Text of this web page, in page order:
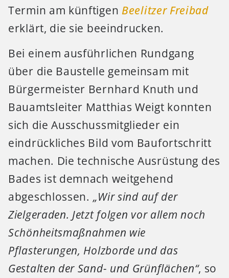
Termin am künftigen Beelitzer Freibad
erklärt, die sie beeindrucken.
Bei einem ausführlichen Rundgang
über die Baustelle gemeinsam mit
Bürgermeister Bernhard Knuth und
Bauamtsleiter Matthias Weigt konnten
sich die Ausschussmitglieder ein
eindrückliches Bild vom Baufortschritt
machen. Die technische Ausrüstung des
Bades ist demnach weitgehend
abgeschlossen. „Wir sind auf der
Zielgeraden. Jetzt folgen vor allem noch
Schönheitsmaßnahmen wie
Pflasterungen, Holzborde und das
Gestalten der Sand- und Grünflächen“, so